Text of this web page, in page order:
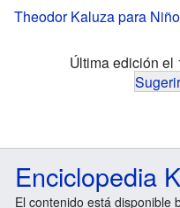
Theodor Kaluza para
Última edición el
Enciclopedia
El contenido está disponible